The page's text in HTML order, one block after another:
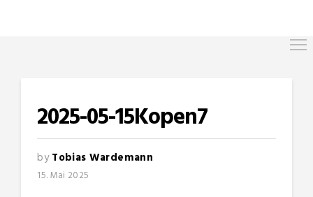
2025-05-15Kopen7
byTobias Wardemann
15. Mai 2025